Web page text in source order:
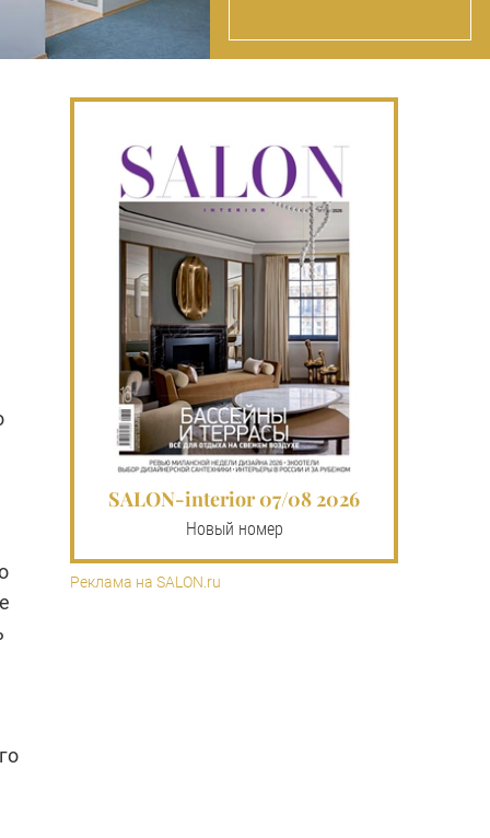
SALON-interior 07/08 2026
Новый номер
Реклама на SALON.ru